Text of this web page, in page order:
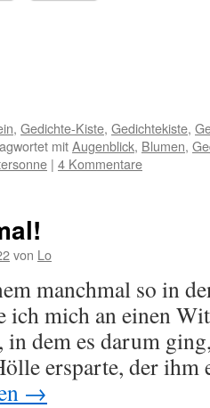
, Gedichte-Kiste, Gedichtekiste,
mitAugenblick, Blumen,
| 4 Kommentare
von Lo
manchmal so in
ich mich an einen
dem es darum
ersparte, der ihm
→